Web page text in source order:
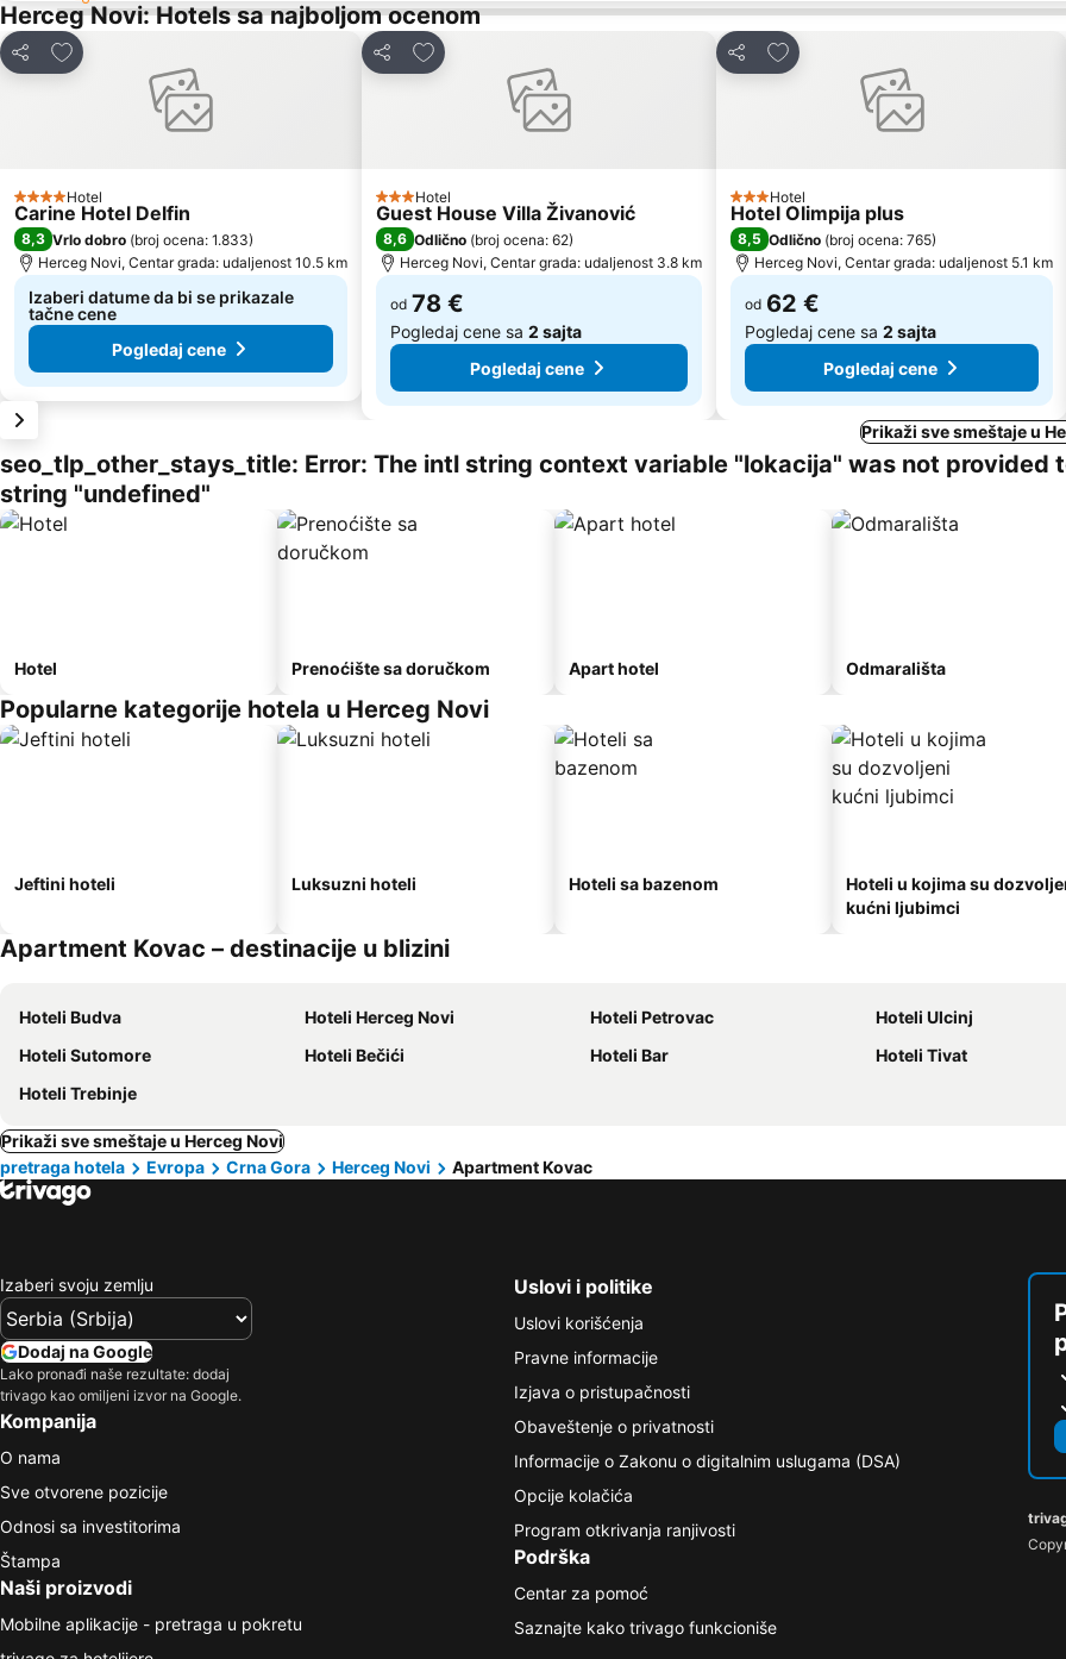
Herceg Novi: Hotels sa najboljom ocenom
Deli
Dodati u favorite
4 Zvezdice
Hotel
Carine Hotel Delfin
8,3 Vrlo dobro (broj ocena: 1.833)
Herceg Novi, Centar grada: udaljenost 10.5 km
Izaberi datume da bi se prikazale
tačne cene
Pogledaj cene
Deli
Dodati u favorite
3 Zvezdice
Hotel
Guest House Villa Živanović
8,6 Odlično (broj ocena: 62)
Herceg Novi, Centar grada: udaljenost 3.8 km
od 78 €
Pogledaj cene sa 2 sajta
Pogledaj cene
Deli
Dodati u favorite
3 Zvezdice
Hotel
Hotel Olimpija plus
8,5 Odlično (broj ocena: 765)
Herceg Novi, Centar grada: udaljenost 5.1 km
od 62 €
Pogledaj cene sa 2 sajta
Pogledaj cene
Prikaži sve smeštaje u
seo_tlp_other_stays_title: Error: The intl string context variable "lokacija" was not provided
string "undefined"
Hotel Prenoćište sa doručkom Apart hotel Odmarališta
Popularne kategorije hotela u Herceg Novi
Jeftini hoteli Luksuzni hoteli Hoteli sa bazenom
Hoteli u kojima su
kućni ljubimci
Apartment Kovac – destinacije u blizini
Hoteli Budva Hoteli Herceg Novi Hoteli Petrovac
Hoteli Ulcinj
Hoteli Sutomore
Hoteli Bečići Hoteli Bar
Hoteli Tivat
Hoteli Trebinje
Prikaži sve smeštaje u Herceg Novi
pretraga hotela
Evropa Crna Gora Herceg Novi Apartment Kovac
Izaberi svoju zemlju
Dodaj na Google
Lako pronađi naše rezultate: dodaj
trivago kao omiljeni izvor na Google.
Kompanija
O nama
Sve otvorene pozicije
Odnosi sa investitorima
Štampa
Naši proizvodi
Mobilne aplikacije - pretraga u pokretu
Uslovi i politike
Uslovi korišćenja
Pravne informacije
Izjava o pristupačnosti
Obaveštenje o privatnosti
Informacije o Zakonu o digitalnim uslugama (DSA)
Opcije kolačića
Program otkrivanja ranjivosti
Podrška
Centar za pomoć
Saznajte kako trivago funkcioniše